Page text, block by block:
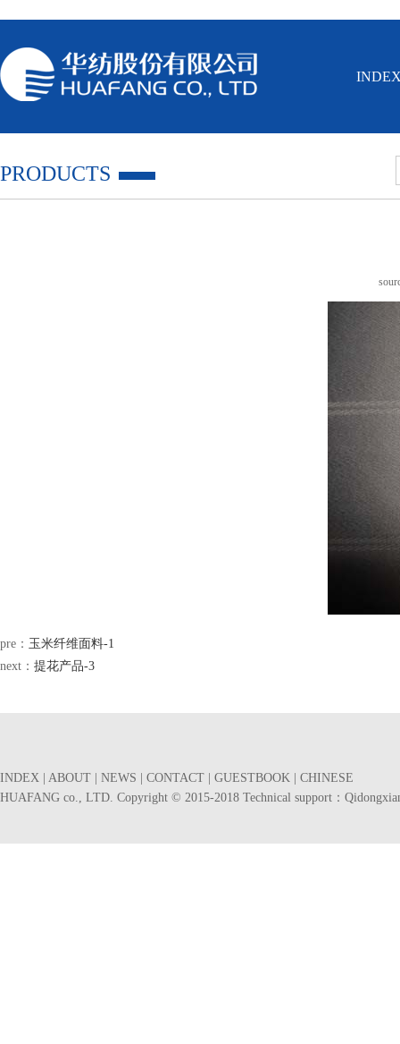
PRODUCTS
pre： 玉米纤维面料-1
next： 提花产品-3
INDEX ABOUT NEWS CONTACT GUESTBOOK
CHINESE
HUAFANG co., LTD. Copyright © 2015-2018 Technical support：